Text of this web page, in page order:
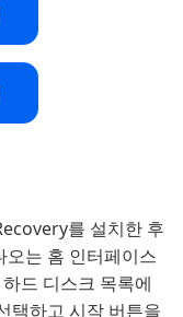
를 설치한 후
는 홈 인터페이스
드 디스크 목록에
택하고 시작 버튼을